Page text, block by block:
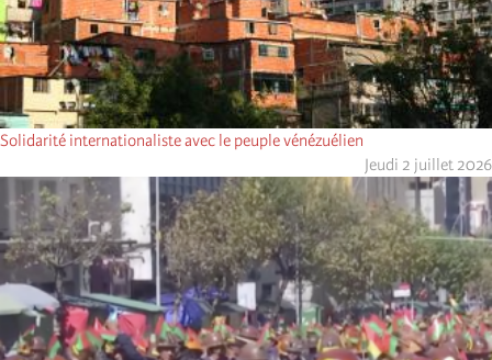
Solidarité internationaliste avec le peuple vénézuélien
Jeudi 2 juillet 2026